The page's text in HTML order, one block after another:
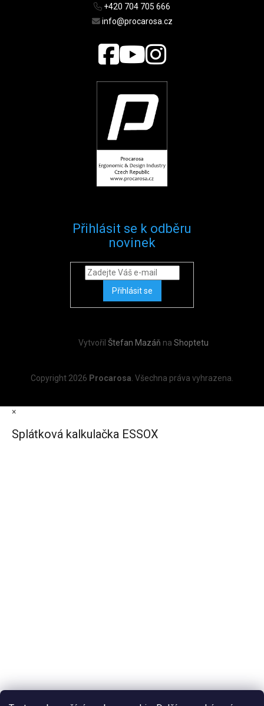
+420 704 705 666
info@procarosa.cz
Přihlásit se k odběru
novinek
Přihlásit se
Vytvořil Štefan Mazáň na Shoptetu
Copyright 2026 Procarosa. Všechna práva vyhrazena.
×
Splátková kalkulačka ESSOX